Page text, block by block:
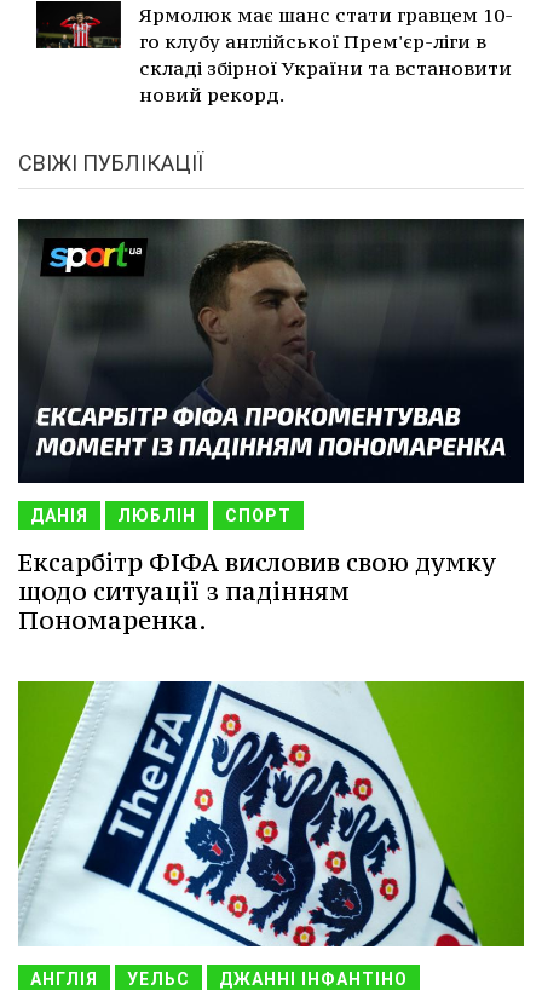
Ярмолюк має шанс стати гравцем 10-
го клубу англійської Прем'єр-ліги в
складі збірної України та встановити
новий рекорд.
СВІЖІ ПУБЛІКАЦІЇ
ДАНІЯ ЛЮБЛІН СПОРТ
Ексарбітр ФІФА висловив свою думку
щодо ситуації з падінням
Пономаренка.
АНГЛІЯ УЕЛЬС ДЖАННІ ІНФАНТІНО